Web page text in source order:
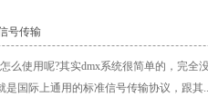
号传输
么使用呢?其实dmx系统很简单的，完
是国际上通用的标准信号传输协议，跟其